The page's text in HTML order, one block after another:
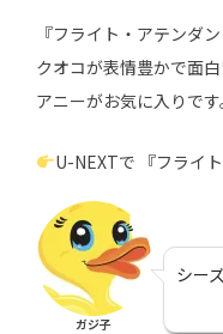
『フライト・アテンダ
クオコが表情豊かで面
アニーがお気に入りです
U-NEXTで 『フライ
ガジ子
シー